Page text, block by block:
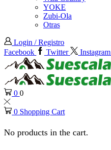
YOKE
Zubi-Ola
Otras
Login / Registro
Facebook
Twitter Instagram
0 0
0 Shopping Cart
No products in the cart.